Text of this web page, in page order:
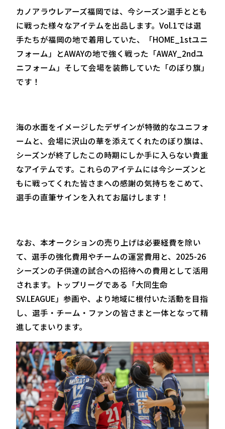
カノアラウレアーズ福岡では、今シーズン選手ととも
に戦った様々なアイテムを出品します。Vol.1では選
手たちが福岡の地で着用していた、「HOME_1stユニ
フォーム」とAWAYの地で強く戦った「AWAY_2ndユ
ニフォーム」そして会場を装飾していた「のぼり旗」
です！
海の水面をイメージしたデザインが特徴的なユニフォ
ームと、会場に沢山の華を添えてくれたのぼり旗は、
シーズンが終了したこの時期にしか手に入らない貴重
なアイテムです。これらのアイテムには今シーズンと
もに戦ってくれた皆さまへの感謝の気持ちをこめて、
選手の直筆サインを入れてお届けします！
なお、本オークションの売り上げは必要経費を除い
て、選手の強化費用やチームの運営費用と、2025-26
シーズンの子供達の試合への招待への費用として活用
されます。トップリーグである「大同生命
SV.LEAGUE」参画や、より地域に根付いた活動を目指
し、選手・チーム・ファンの皆さまと一体となって精
進してまいります。